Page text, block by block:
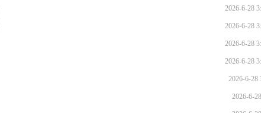
2026-6-28
2026-6-28
2026-6-28
2026-6-28
2026-6-28
2026-6-